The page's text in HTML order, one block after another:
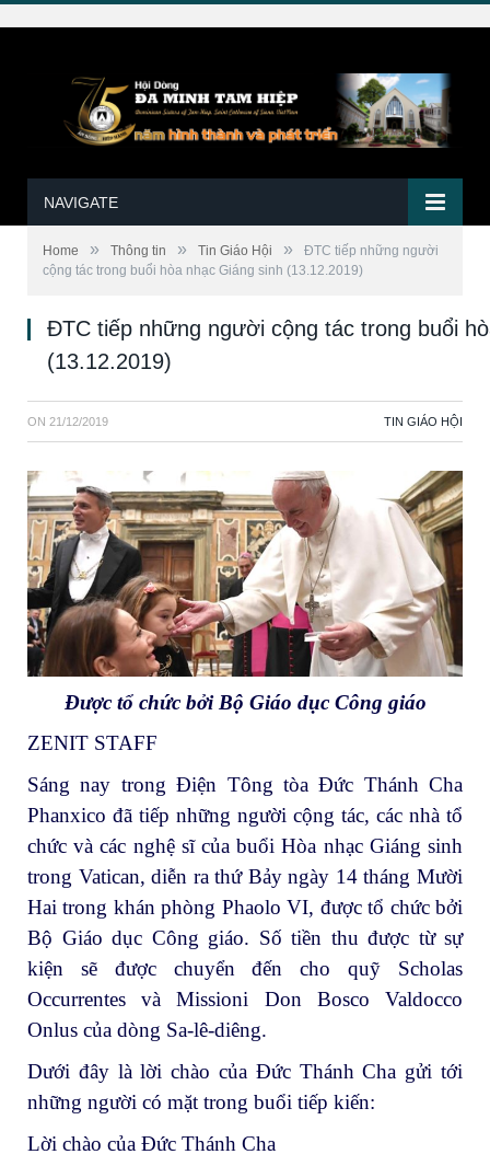
NAVIGATE
Home » Thông tin » Tin Giáo Hội »
ĐTC tiếp những người
cộng tác trong buổi hòa nhạc Giáng sinh (13.12.2019)
ĐTC tiếp những người cộng tác trong buổi
(13.12.2019)
ON 21/12/2019 TIN GIÁO HỘI
Được tổ chức bởi Bộ Giáo dục Công giáo
ZENIT STAFF
Sáng nay trong Điện Tông tòa Đức Thánh Cha
Phanxico đã tiếp những người cộng tác, các nhà tổ
chức và các nghệ sĩ của buổi Hòa nhạc Giáng sinh
trong Vatican, diễn ra thứ Bảy ngày 14 tháng Mười
Hai trong khán phòng Phaolo VI, được tổ chức bởi
Bộ Giáo dục Công giáo. Số tiền thu được từ sự
kiện sẽ được chuyển đến cho quỹ Scholas
Occurrentes và Missioni Don Bosco Valdocco
Onlus của dòng Sa-lê-diêng.
Dưới đây là lời chào của Đức Thánh Cha gửi tới
những người có mặt trong buổi tiếp kiến:
Lời chào của Đức Thánh Cha